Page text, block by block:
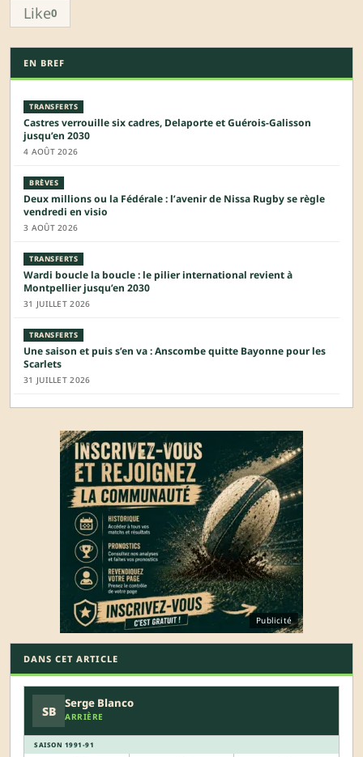
Like0
EN BREF
TRANSFERTS
Castres verrouille six cadres, Delaporte et Guérois-Galisson
jusqu’en 2030
4 AOÛT 2026
BRÈVES
Deux millions ou la Fédérale : l’avenir de Nissa Rugby se règle
vendredi en visio
3 AOÛT 2026
TRANSFERTS
Wardi boucle la boucle : le pilier international revient à
Montpellier jusqu’en 2030
31 JUILLET 2026
TRANSFERTS
Une saison et puis s’en va : Anscombe quitte Bayonne pour les
Scarlets
31 JUILLET 2026
Publicité
DANS CET ARTICLE
SB
Serge Blanco
ARRIÈRE
SAISON 1991-91